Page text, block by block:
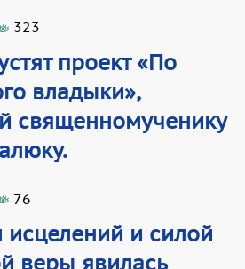
323
проект «По
владыки»,
священномученику
76
и силой
веры явилась